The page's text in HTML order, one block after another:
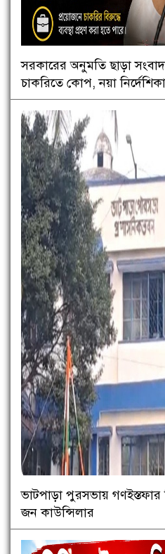
সরকারের অনুমতি ছাড়া
চাকরিতে কোপ, নয়া নির্দেশিকা
ভাটপাড়া পুরসভায়
জন কাউন্সিলার